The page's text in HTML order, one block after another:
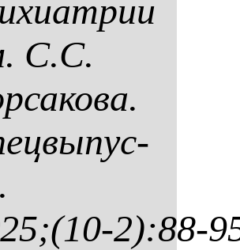
С.С.
2):88-